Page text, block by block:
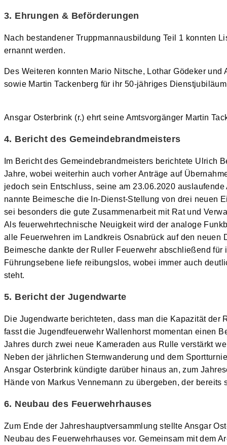
3. Ehrungen & Beförderungen
Nach bestandener Truppmannausbildung Teil 1 konnten
ernannt werden.
Des Weiteren konnten Mario Nitsche, Lothar Gödeker
sowie Martin Tackenberg für ihr 50-jähriges
Ansgar Osterbrink (r.) ehrt seine Amtsvorgänger Martin
4. Bericht des Gemeindebrandmeisters
Im Bericht des Gemeindebrandmeisters berichtete Ulrich
Jahre, wobei weiterhin auch vorher Anträge auf
jedoch sein Entschluss, seine am 23.06.2020
nannte Beimesche die In-Dienst-Stellung von drei neuen
sei besonders die gute Zusammenarbeit mit Rat und
Als feuerwehrtechnische Neuigkeit wird der analoge
alle Feuerwehren im Landkreis Osnabrück auf den
Beimesche dankte der Ruller Feuerwehr abschließend
Führungsebene liefe reibungslos, wobei immer auch
steht.
5. Bericht der Jugendwarte
Die Jugendwarte berichteten, dass man die Kapazität
fasst die Jugendfeuerwehr Wallenhorst momentan einen
Jahres durch zwei neue Kameraden aus Rulle verstärkt
Neben der jährlichen Sternwanderung und dem
Ansgar Osterbrink kündigte darüber hinaus an, zum
Hände von Markus Vennemann zu übergeben, der
6. Neubau des Feuerwehrhauses
Zum Ende der Jahreshauptversammlung stellte Ansgar
Neubau des Feuerwehrhauses vor. Gemeinsam mit dem